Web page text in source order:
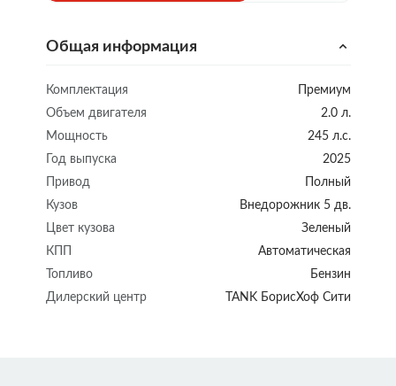
Общая информация
Комплектация
Премиум
Объем двигателя
2.0 л.
Мощность
245 л.с.
Год выпуска
2025
Привод
Полный
Кузов
Внедорожник 5 дв.
Цвет кузова
Зеленый
КПП
Автоматическая
Топливо
Бензин
Дилерский центр
TANK БорисХоф Сити